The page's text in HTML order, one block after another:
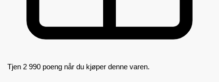
Tjen 2 990 poeng når du kjøper denne varen.